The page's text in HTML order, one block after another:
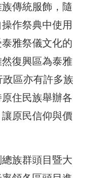
傳統服飾，隨
作祭典中使用
雅祭儀文化的
復興區為泰雅
區亦有許多族
住民族舉辦各
原民信仰與價
族群頭目暨大